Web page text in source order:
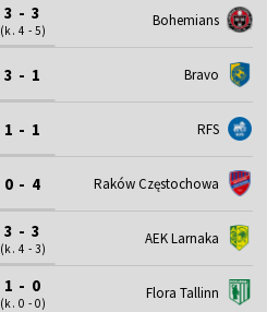
3 - 3
(k. 4 - 5)
Bohemians
3 - 1 Bravo
1 - 1 RFS
0 - 4 Raków Częstochowa
3 - 3
(k. 4 - 3)
AEK Larnaka
1 - 0
(k. 0 - 0)
Flora Tallinn